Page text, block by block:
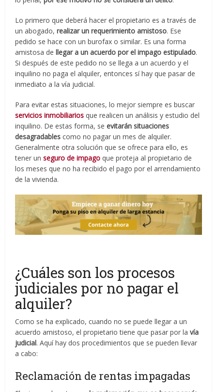
Lo primero que deberá hacer el propietario es a través de
un abogado,realizar un requerimiento amistoso. Ese
pedido se hace con un burofax o similar. Es una forma
amistosa de llegar a un acuerdo por el impago estipulado.
Si después de este pedido no se llega a un acuerdo y el
inquilino no paga el alquiler, entonces sí hay que pasar de
inmediato a la vía judicial.
Para evitar estas situaciones, lo mejor siempre es buscar
servicios inmobiliarios que realicen un análisis y estudio del
inquilino. De estas forma, seevitarán situaciones
desagradables como no pagar un mes de alquiler.
Generalmente otra solución que se ofrece para ello, es
tener unseguro de impago que proteja al propietario de
los meses que no ha recibido el pago por el arrendamiento
de la vivienda.
¿Cuáles son los procesos
judiciales por no pagar el
alquiler?
Como se ha explicado, cuando no se puede llegar a un
acuerdo amistoso, el propietario tiene que pasar por lavía
judicial. Aquí hay dos procedimientos que se pueden llevar
a cabo:
Reclamación de rentas impagadas